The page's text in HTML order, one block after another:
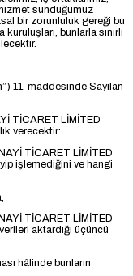
sunduğumuz
bir zorunluluk gereği bu
bunlarla sınırlı
11. maddesinde Sayılan
TİCARET LİMİTED
verecektir:
TİCARET LİMİTED
işlemediğini ve hangi
TİCARET LİMİTED
aktardığı üçüncü
hâlinde bunların